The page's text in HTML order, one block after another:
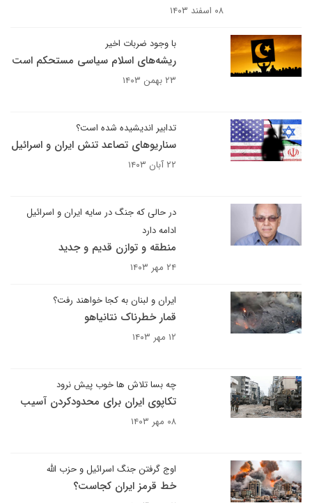
۰۸ اسفند ۱۴۰۳
با وجود ضربات اخیر
ریشه‌های اسلام سیاسی مستحکم است
۲۳ بهمن ۱۴۰۳
تدابیر اندیشیده شده است؟
سناریوهای تصاعد تنش ایران و اسرائیل
۲۲ آبان ۱۴۰۳
در حالی که جنگ در سایه ایران و اسرائیل
ادامه دارد
منطقه و توازن قدیم و جدید
۲۴ مهر ۱۴۰۳
ایران و لبنان به کجا خواهند رفت؟
قمار خطرناک نتانیاهو
۱۲ مهر ۱۴۰۳
چه بسا تلاش ها خوب پیش نرود
تکاپوی ایران برای محدودکردن آسیب
۰۸ مهر ۱۴۰۳
اوج گرفتن جنگ اسرائیل و حزب الله
خط قرمز ایران کجاست؟